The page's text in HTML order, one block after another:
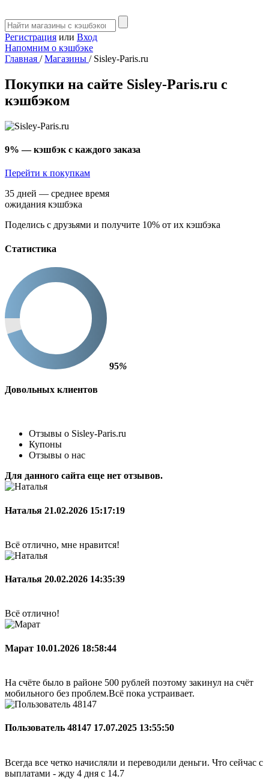
Регистрация или Вход
Напомним о кэшбэке
Главная / Магазины / Sisley-Paris.ru
Покупки на сайте Sisley-Paris.ru с
кэшбэком
9% — кэшбэк с каждого заказа
Перейти к покупкам
35 дней — среднее время
ожидания кэшбэка
Поделись с друзьями и получите 10% от их кэшбэка
Статистика
95%
Довольных клиентов
Отзывы о Sisley-Paris.ru
Купоны
Отзывы о нас
Для данного сайта еще нет отзывов.
Наталья 21.02.2026 15:17:19
Всё отлично, мне нравится!
Наталья 20.02.2026 14:35:39
Всё отлично!
Марат 10.01.2026 18:58:44
На счёте было в районе 500 рублей поэтому закинул на счёт
мобильного без проблем.Всё пока устраивает.
Пользователь 48147 17.07.2025 13:55:50
Всегда все четко начисляли и переводили деньги. Что сейчас с
выплатами - жду 4 дня с 14.7